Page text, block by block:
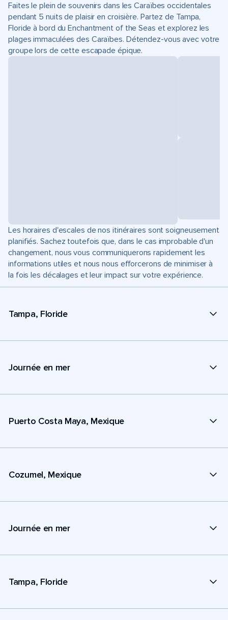
Faites le plein de souvenirs dans les Caraïbes occidentales
pendant 5 nuits de plaisir en croisière. Partez de Tampa,
Floride à bord du Enchantment of the Seas et explorez les
plages immaculées des Caraïbes. Détendez-vous avec votre
groupe lors de cette escapade épique.
Les horaires d'escales de nos itinéraires sont soigneusement
planifiés. Sachez toutefois que, dans le cas improbable d'un
changement, nous vous communiquerons rapidement les
informations utiles et nous nous efforcerons de minimiser à
la fois les décalages et leur impact sur votre expérience.
Tampa, Floride
Journée en mer
Puerto Costa Maya, Mexique
Cozumel, Mexique
Journée en mer
Tampa, Floride